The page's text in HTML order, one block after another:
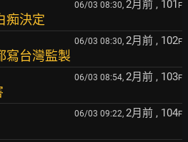
06/03 08:30, 2月前 , 101 F
痴決定
06/03 08:30, 2月前 , 102F
寫台灣監製
06/03 08:54, 2月前 , 103F
06/03 09:22, 2月前 , 104F